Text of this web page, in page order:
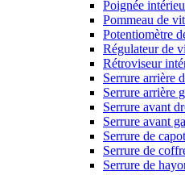
Poignée
Pommeau de
Potentiomètre
Régulateur de
Rétroviseur
Serrure arrière
Serrure arrière
Serrure avant
Serrure avant
Serrure de capot
Serrure de
Serrure de